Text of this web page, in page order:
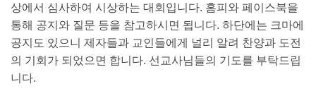
상에서 심사하여 시상하는 대회입니다. 홈피와 페이스북을
통해 공지와 질문 등을 참고하시면 됩니다. 하단에는 크마에
공지도 있으니 제자들과 교인들에게 널리 알려 찬양과 도전
의 기회가 되었으면 합니다. 선교사님들의 기도를 부탁드립
니다.